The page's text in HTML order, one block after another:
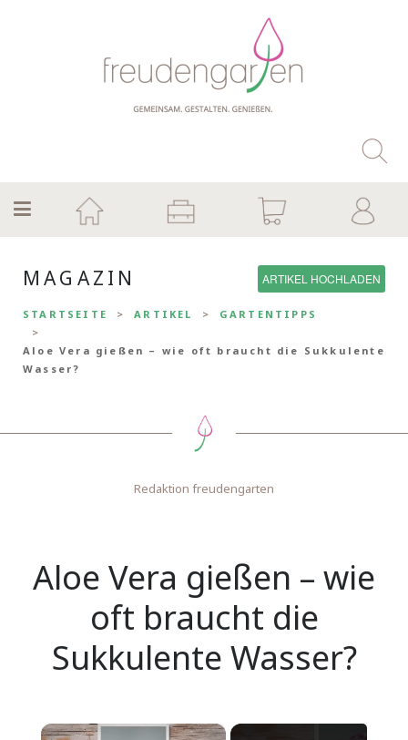
MAGAZIN ARTIKEL HOCHLADEN
STARTSEITE ARTIKEL GARTENTIPPS
Aloe Vera gießen – wie oft braucht die Sukkulente
Wasser?
Redaktion freudengarten
Aloe Vera gießen – wie
oft braucht die
Sukkulente Wasser?
×